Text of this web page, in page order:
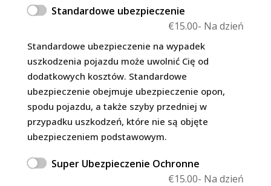
Standardowe ubezpieczenie
€15.00- Na dzień
Standardowe ubezpieczenie na wypadek
uszkodzenia pojazdu może uwolnić Cię od
dodatkowych kosztów. Standardowe
ubezpieczenie obejmuje ubezpieczenie opon,
spodu pojazdu, a także szyby przedniej w
przypadku uszkodzeń, które nie są objęte
ubezpieczeniem podstawowym.
Super Ubezpieczenie Ochronne
€15.00- Na dzień